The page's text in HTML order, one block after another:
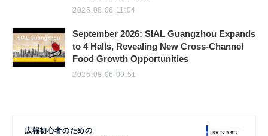
2026.08.06 11:04
September 2026: SIAL Guangzhou Expands
to 4 Halls, Revealing New Cross-Channel
Food Growth Opportunities
2026.08.06 09:51
広報初心者のための